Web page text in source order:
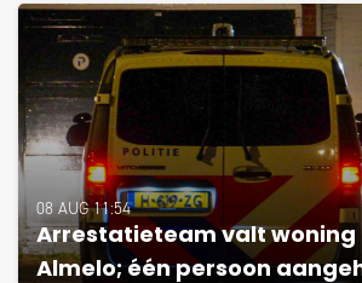
08 AUG 11:54
Arrestatieteam valt woning
Almelo; één persoon